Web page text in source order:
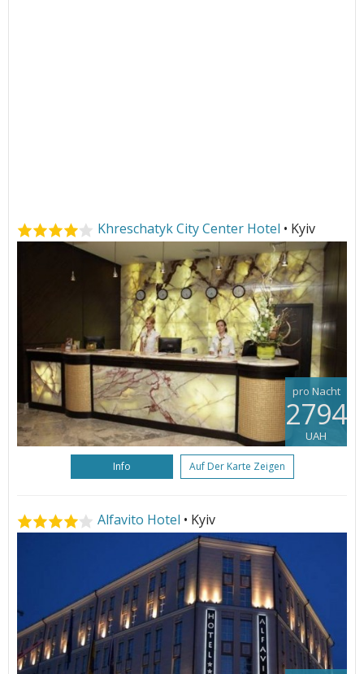
Khreschatyk City Center Hotel • Kyiv
pro Nacht
2794
UAH
Info Auf Der Karte Zeigen
Alfavito Hotel • Kyiv